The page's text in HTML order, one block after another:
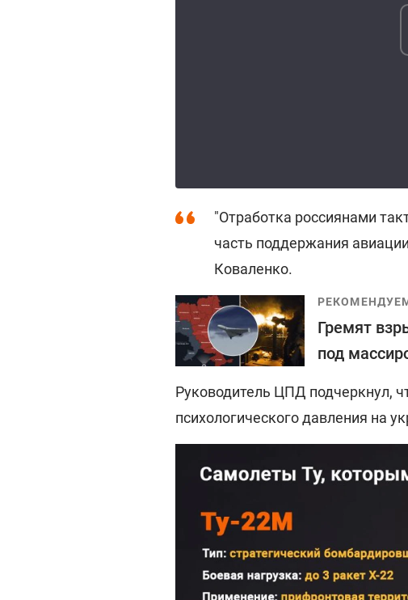
"Отработка россиянами
часть поддержания
Коваленко.
Гремят
под
Руководитель ЦПД подчеркнул,
психологического давления на